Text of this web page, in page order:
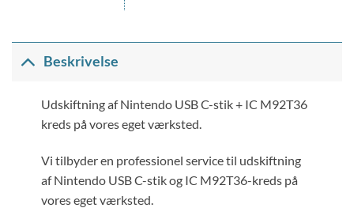
Beskrivelse
Udskiftning af Nintendo USB C-stik + IC M92T36
kreds på vores eget værksted.
Vi tilbyder en professionel service til udskiftning
af Nintendo USB C-stik og IC M92T36-kreds på
vores eget værksted.